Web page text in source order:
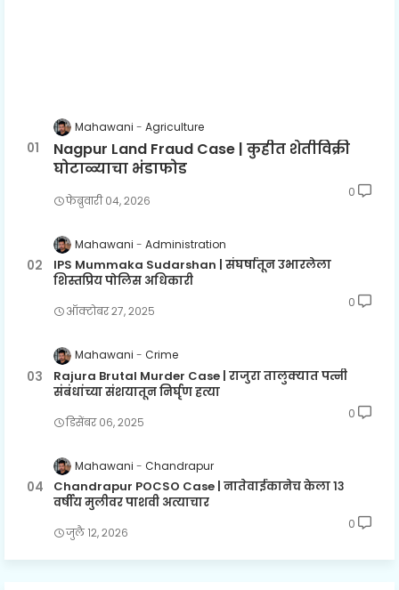
Mahawani Agriculture
Nagpur Land Fraud Case | कुहीत शेतीविक्री
घोटाळ्याचा भंडाफोड
फेब्रुवारी ०४, २०२६
0
Mahawani Administration
IPS Mummaka Sudarshan | संघर्षातून उभारलेला
शिस्तप्रिय पोलिस अधिकारी
ऑक्टोबर २७, २०२५
0
Mahawani Crime
Rajura Brutal Murder Case | राजुरा तालुक्यात पत्नी
संबंधांच्या संशयातून निर्घृण हत्या
डिसेंबर ०६, २०२५
0
Mahawani Chandrapur
Chandrapur POCSO Case | नातेवाईकानेच केला १३
वर्षीय मुलीवर पाशवी अत्याचार
जुलै १२, २०२६
0